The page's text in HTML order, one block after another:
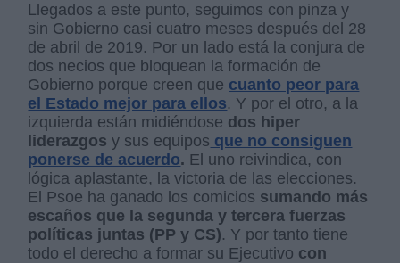
Llegados a este punto, seguimos con pinza y
sin Gobierno casi cuatro meses después del 28
de abril de 2019. Por un lado está la conjura de
dos necios que bloquean la formación de
Gobierno porque creen que cuanto peor para
el Estado mejor para ellos. Y por el otro, a la
izquierda están midiéndose dos hiper
liderazgos y sus equipos que no consiguen
ponerse de acuerdo. El uno reivindica, con
lógica aplastante, la victoria de las elecciones.
El Psoe ha ganado los comicios sumando más
escaños que la segunda y tercera fuerzas
políticas juntas (PP y CS). Y por tanto tiene
todo el derecho a formar su Ejecutivo con